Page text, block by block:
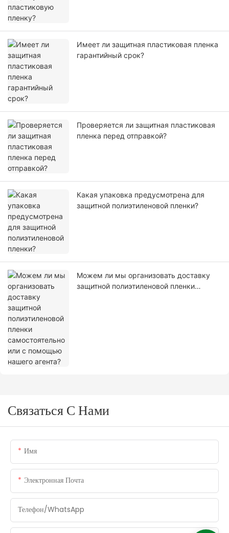
Имеет ли защитная пластиковая пленка
гарантийный срок?
Проверяется ли защитная пластиковая
пленка перед отправкой?
Какая упаковка предусмотрена для
защитной полиэтиленовой пленки?
Можем ли мы организовать доставку
защитной полиэтиленовой пленки
Связаться С Нами
Имя
Электронная Почта
Телефон/WhatsApp